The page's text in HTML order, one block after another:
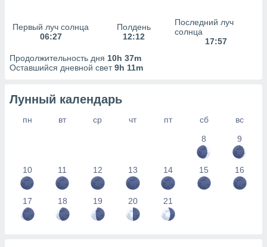
наших 1199
Первый луч солнца
06:27
Полдень
12:12
Последний луч
солнца
17:57
Продолжительность дня 10h 37m
Оставшийся дневной свет9h 11m
Лунный календарь
пн вт ср чт пт сб
вс
8
9
10 11 12 13 14 15 16
17 18 19 20 21